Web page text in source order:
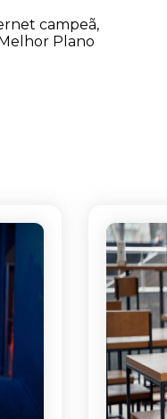
campeã,
Plano